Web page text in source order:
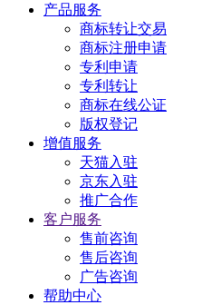
产品服务
商标转让交易
商标注册申请
专利申请
专利转让
商标在线公证
版权登记
增值服务
天猫入驻
京东入驻
推广合作
客户服务
售前咨询
售后咨询
广告咨询
帮助中心